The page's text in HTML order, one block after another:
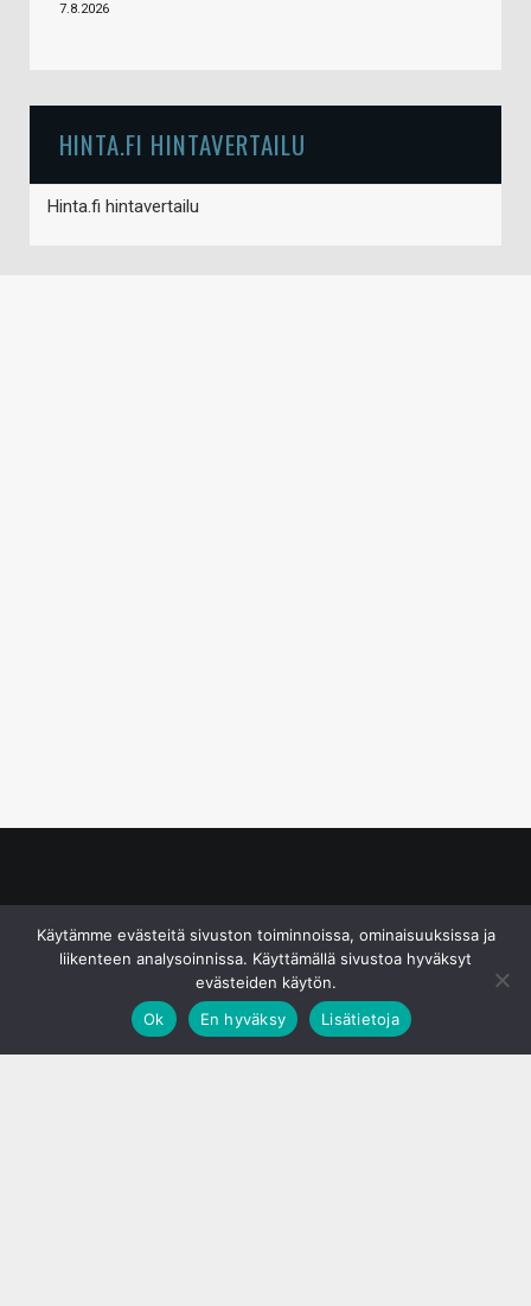
7.8.2026
HINTA.FI HINTAVERTAILU
Hinta.fi hintavertailu
Käytämme evästeitä sivuston toiminnoissa, ominaisuuksissa ja
liikenteen analysoinnissa. Käyttämällä sivustoa hyväksyt
evästeiden käytön.
Ok
En hyväksy Lisätietoja